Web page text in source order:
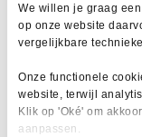
We willen je graag
op onze website
vergelijkbare
Onze functionele
website, terwijl
Klik op 'Oké' om
aanpassen.